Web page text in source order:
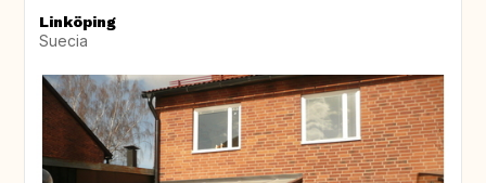
Linköping
Suecia